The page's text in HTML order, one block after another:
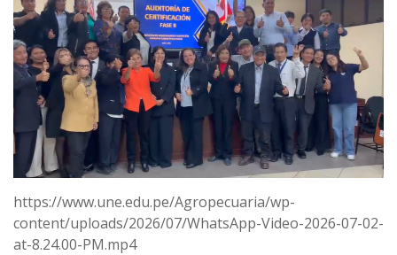
https://www.une.edu.pe/Agropecuaria/wp-
content/uploads/2026/07/WhatsApp-Video-2026-07-02-
at-8.24.00-PM.mp4